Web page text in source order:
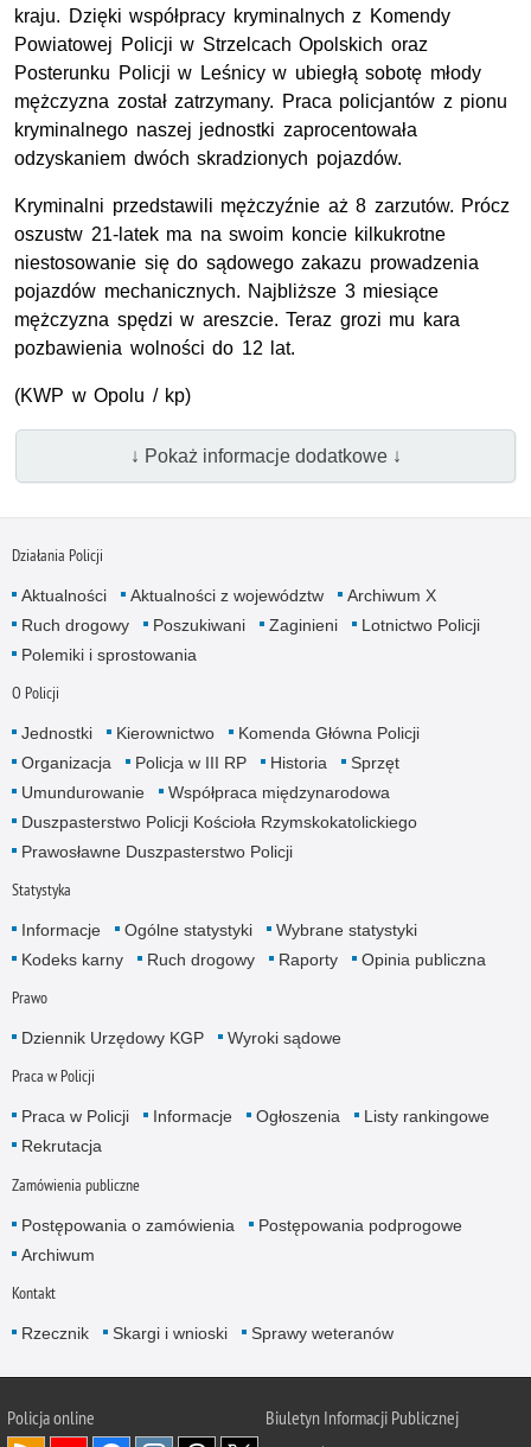
kraju. Dzięki współpracy kryminalnych z Komendy
Powiatowej Policji w Strzelcach Opolskich oraz
Posterunku Policji w Leśnicy w ubiegłą sobotę młody
mężczyzna został zatrzymany. Praca policjantów z pionu
kryminalnego naszej jednostki zaprocentowała
odzyskaniem dwóch skradzionych pojazdów.
Kryminalni przedstawili mężczyźnie aż 8 zarzutów. Prócz
oszustw 21-latek ma na swoim koncie kilkukrotne
niestosowanie się do sądowego zakazu prowadzenia
pojazdów mechanicznych. Najbliższe 3 miesiące
mężczyzna spędzi w areszcie. Teraz grozi mu kara
pozbawienia wolności do 12 lat.
(KWP w Opolu / kp)
↓ Pokaż informacje dodatkowe ↓
Działania Policji
Aktualności Aktualności z województw
Archiwum X
Ruch drogowy
Poszukiwani Zaginieni
Lotnictwo Policji
Polemiki i sprostowania
O Policji
Jednostki Kierownictwo
Komenda Główna Policji
Organizacja
Policja w III RP Historia
Sprzęt
Umundurowanie
Współpraca międzynarodowa
Duszpasterstwo Policji Kościoła Rzymskokatolickiego
Prawosławne Duszpasterstwo Policji
Statystyka
Informacje Ogólne statystyki
Wybrane statystyki
Kodeks karny
Ruch drogowy Raporty Opinia publiczna
Prawo
Dziennik Urzędowy KGP Wyroki sądowe
Praca w Policji
Praca w Policji Informacje Ogłoszenia
Listy rankingowe
Rekrutacja
Zamówienia publiczne
Postępowania o zamówienia
Postępowania podprogowe
Archiwum
Kontakt
Rzecznik Skargi i wnioski Sprawy weteranów
Policjaonline Biuletyn Informacji Publicznej